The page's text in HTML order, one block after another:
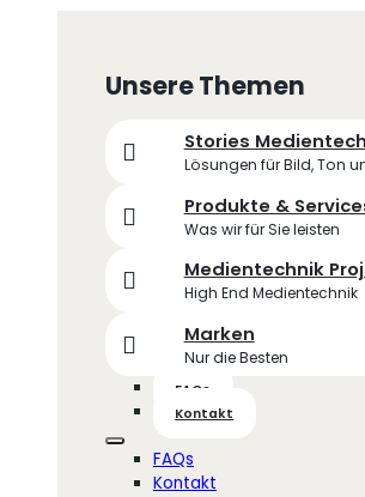
Unsere Themen
Stories
Lösungen für Bild, Ton
Produkte &
Was wir für Sie leisten
Medientechnik
High End Medientechnik
Marken
Nur die Besten
FAQs
Kontakt
FAQs
Kontakt